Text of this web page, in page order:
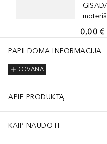
0,00 €
PAPILDOMA INFORMACIJA
DOVANA
APIE PRODUKTĄ
KAIP NAUDOTI